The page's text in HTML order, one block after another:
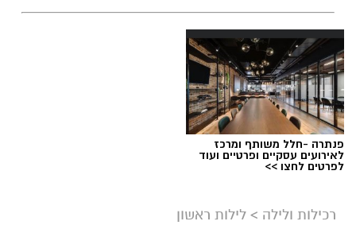
פנתרה -חלל משותף ומרכז
לאירועים עסקיים ופרטיים ועוד
לפרטים לחצו >>
רכילות ולילה > לילות ראשון